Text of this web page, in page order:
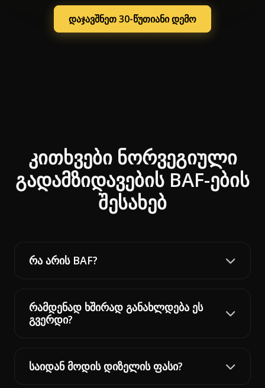
დაჯავშნეთ 30-წუთიანი დემო
კითხვები ნორვეგიული
გადამზიდავების BAF-ების
შესახებ
რა არის BAF?
რამდენად ხშირად განახლდება ეს
გვერდი?
საიდან მოდის დიზელის ფასი?